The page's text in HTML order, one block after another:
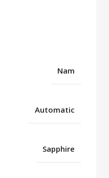
Nam
Automatic
Sapphire